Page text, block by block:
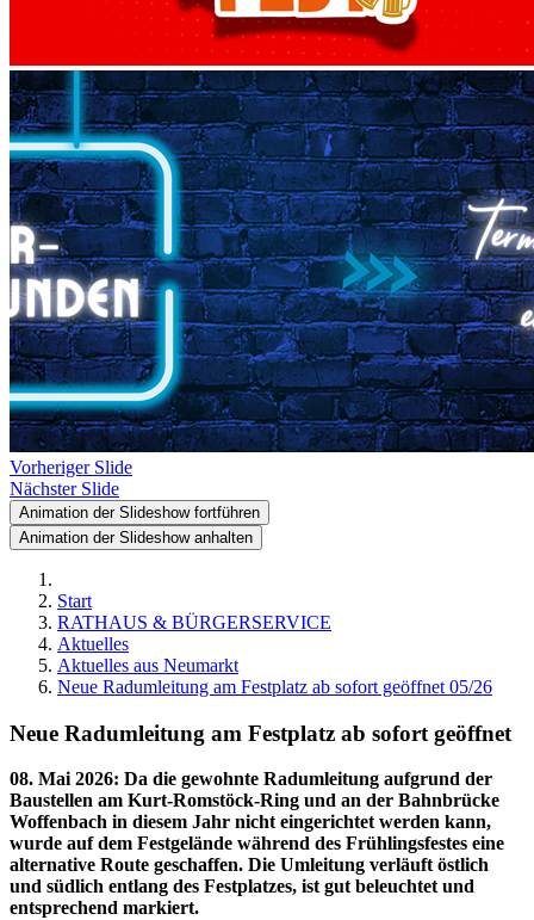
Vorheriger Slide
Nächster Slide
Animation der Slideshow fortführen
Animation der Slideshow anhalten
Start
RATHAUS & BÜRGERSERVICE
Aktuelles
Aktuelles aus Neumarkt
Neue Radumleitung am Festplatz ab sofort geöffnet 05/26
Neue Radumleitung am Festplatz ab sofort geöffnet
08. Mai 2026: Da die gewohnte Radumleitung aufgrund der
Baustellen am Kurt‑Romstöck‑Ring und an der Bahnbrücke
Woffenbach in diesem Jahr nicht eingerichtet werden kann,
wurde auf dem Festgelände während des Frühlingsfestes eine
alternative Route geschaffen. Die Umleitung verläuft östlich
und südlich entlang des Festplatzes, ist gut beleuchtet und
entsprechend markiert.